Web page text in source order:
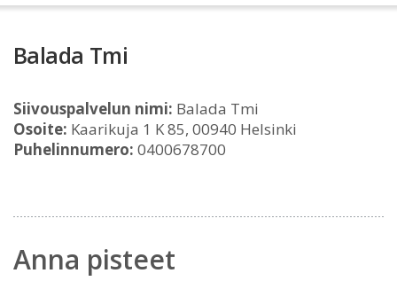
Balada Tmi
Siivouspalvelun nimi: Balada Tmi
Osoite: Kaarikuja 1 K 85, 00940 Helsinki
Puhelinnumero: 0400678700
Anna pisteet